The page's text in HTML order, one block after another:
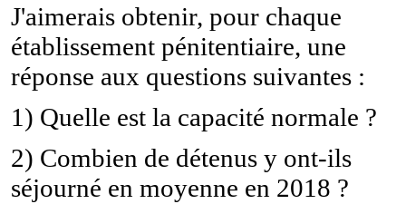
J'aimerais obtenir, pour chaque
établissement pénitentiaire, une
réponse aux questions suivantes :
1) Quelle est la capacité normale ?
2) Combien de détenus y ont-ils
séjourné en moyenne en 2018 ?